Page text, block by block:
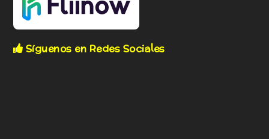
Síguenos en Redes Sociales